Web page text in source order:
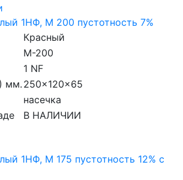
1НФ, М 200 пустотность 7%
Красный
M-200
1 NF
мм.250x120x65
насечка
В НАЛИЧИИ
1НФ, М 175 пустотность 12% с